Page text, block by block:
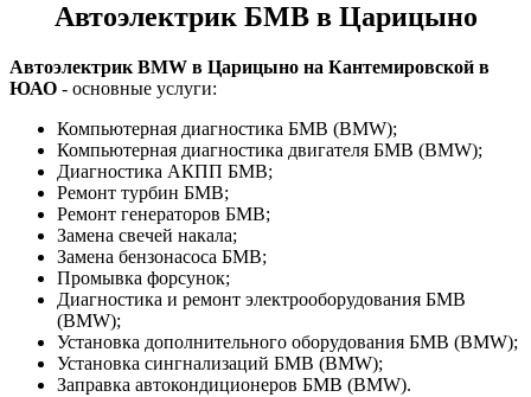
Автоэлектрик БМВ в Царицыно
Автоэлектрик BMW в Царицыно на Кантемировской в
ЮАО - основные услуги:
Компьютерная диагностика БМВ (BMW);
Компьютерная диагностика двигателя БМВ (BMW);
Диагностика АКПП БМВ;
Ремонт турбин БМВ;
Ремонт генераторов БМВ;
Замена свечей накала;
Замена бензонасоса БМВ;
Промывка форсунок;
Диагностика и ремонт электрооборудования БМВ
(BMW);
Установка дополнительного оборудования БМВ (BMW);
Установка сингнализаций БМВ (BMW);
Заправка автокондиционеров БМВ (BMW).